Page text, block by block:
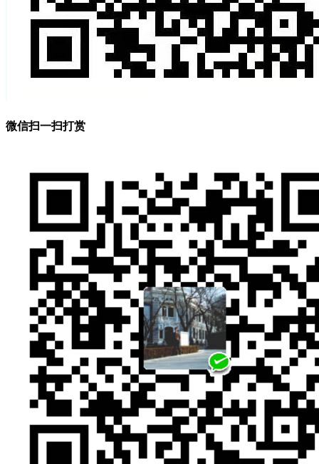
微信扫一扫打赏